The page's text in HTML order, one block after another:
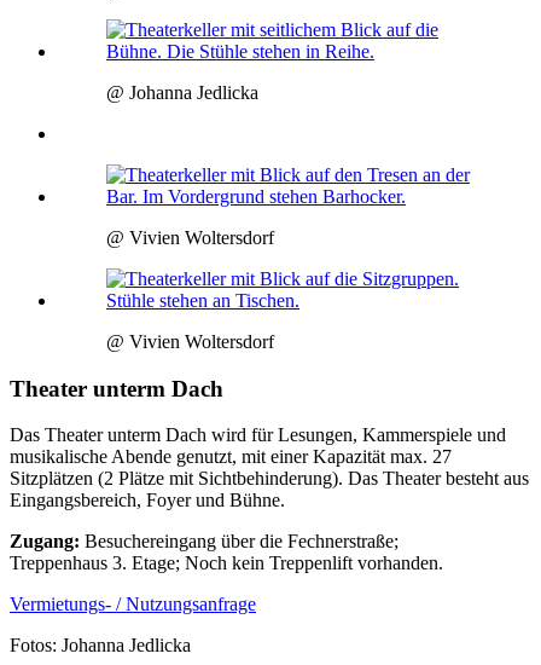
@ Johanna Jedlicka
@ Vivien Woltersdorf
@ Vivien Woltersdorf
Theater unterm Dach
Das Theater unterm Dach wird für Lesungen, Kammerspiele und
musikalische Abende genutzt, mit einer Kapazität max. 27
Sitzplätzen (2 Plätze mit Sichtbehinderung). Das Theater besteht aus
Eingangsbereich, Foyer und Bühne.
Zugang: Besuchereingang über die Fechnerstraße;
Treppenhaus 3. Etage; Noch kein Treppenlift vorhanden.
Vermietungs- / Nutzungsanfrage
Fotos: Johanna Jedlicka